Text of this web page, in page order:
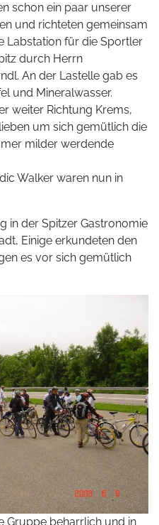
schon ein paar unserer
und richteten gemeinsam
Labstation für die Sportler
durch Herrn
An der Lastelle gab es
und Mineralwasser.
weiter Richtung Krems,
um sich gemütlich die
milder werdende
Walker waren nun in
in der Spitzer Gastronomie
Einige erkundeten den
es vor sich gemütlich
Gruppe beharrlich und in